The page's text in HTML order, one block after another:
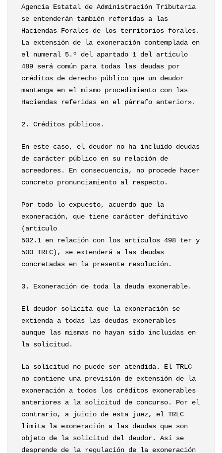
Agencia Estatal de Administración Tributaria
se entenderán también referidas a las
Haciendas Forales de los territorios forales.
La extensión de la exoneración contemplada en
el numeral 5.º del apartado 1 del artículo
489 será común para todas las deudas por
créditos de derecho público que un deudor
mantenga en el mismo procedimiento con las
Haciendas referidas en el párrafo anterior».
2. Créditos públicos.
En este caso, el deudor no ha incluido deudas
de carácter público en su relación de
acreedores. En consecuencia, no procede hacer
concreto pronunciamiento al respecto.
Por todo lo expuesto, acuerdo que la
exoneración, que tiene carácter definitivo
(artículo
502.1 en relación con los artículos 498 ter y
500 TRLC), se extenderá a las deudas
concretadas en la presente resolución.
3. Exoneración de toda la deuda exonerable.
El deudor solicita que la exoneración se
extienda a todas las deudas exonerables
aunque las mismas no hayan sido incluidas en
la solicitud.
La solicitud no puede ser atendida. El TRLC
no contiene una previsión de extensión de la
exoneración a todos los créditos exonerables
anteriores a la solicitud de concurso. Por el
contrario, a juicio de esta juez, el TRLC
limita la exoneración a las deudas que son
objeto de la solicitud del deudor. Así se
desprende de la regulación de la exoneración